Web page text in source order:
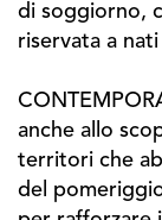
di soggiorno,
riservata a
anche allo
territori che
del